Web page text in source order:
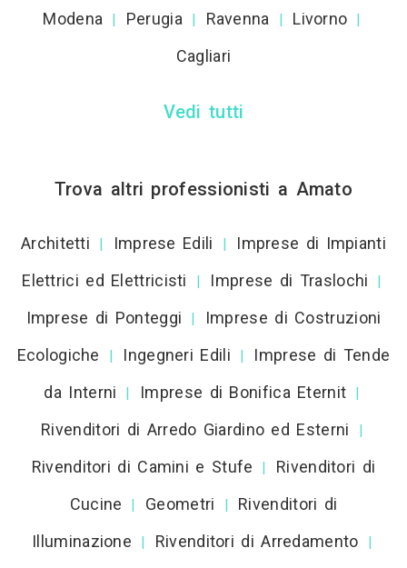
Modena | Perugia | Ravenna | Livorno |
Cagliari
Vedi tutti
Trova altri professionisti a Amato
Architetti | Imprese Edili |
Imprese di Impianti
Elettrici ed Elettricisti
| Imprese di Traslochi |
Imprese di Ponteggi |
Imprese di Costruzioni
Ecologiche
| Ingegneri Edili |
Imprese di Tende
da Interni
| Imprese di Bonifica Eternit |
Rivenditori di Arredo Giardino ed Esterni |
Rivenditori di Camini e Stufe |
Rivenditori di
Cucine
| Geometri |
Rivenditori di
Illuminazione
| Rivenditori di Arredamento |